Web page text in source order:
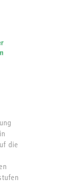
die